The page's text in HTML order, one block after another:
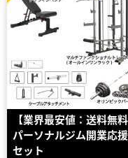
【業界最安値：送料無料
パーソナルジム開業応
セット